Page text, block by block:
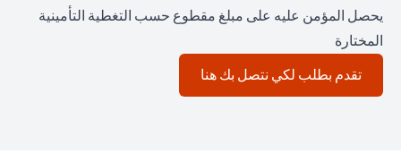
يحصل المؤمن عليه على مبلغ مقطوع حسب التغطية التأمينية
المختارة
تقدم بطلب لكي نتصل بك هنا